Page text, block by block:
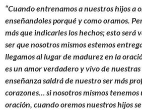
“Cuando entrenamos a nuestros hijos a
enseñandoles porqué y como oramos.
más que indicarles los hechos; esto será
ser que nosotros mismos estemos
llegamos al lugar de madurez en la
es un amor verdadero y vivo de
enseñanza saldrá de nuestro ser más
corazones… si nosotros mismos tenemos
oración, cuando oremos nuestros hijos